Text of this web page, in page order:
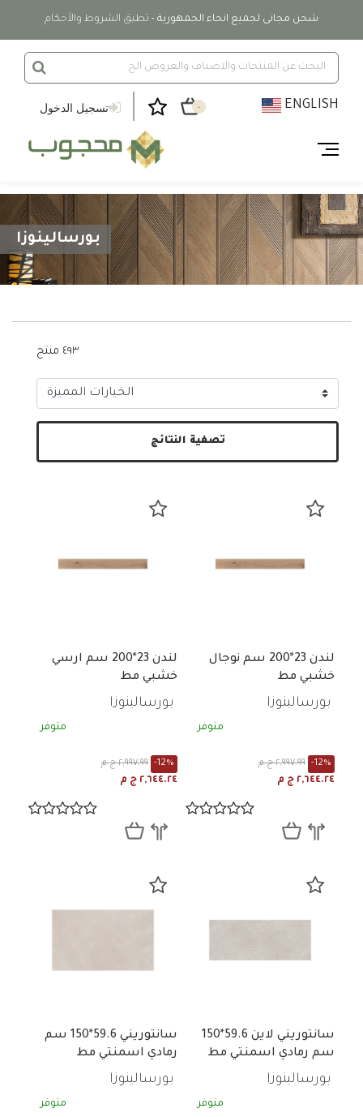
شحن مجانى لجميع انحاء الجمهورية - تطبق الشروط والأحكام
تسجيل الدخول ٠ ENGLISH
بورسالينوزا
٤٩٣ منتج
تصفية النتائج
لندن 23*200 سم نوجال
خشبي مط
متوفر
٢,٩٩٧.٩٩ ج م -12%
٢,٦٤٤.٢٤ ج م
لندن 23*200 سم ارسي
خشبي مط
متوفر
٢,٩٩٧.٩٩ ج م -12%
٢,٦٤٤.٢٤ ج م
سانتوريني لاين 59.6*150
سم رمادي اسمنتي مط
متوفر
سانتوريني 59.6*150 سم
رمادي اسمنتي مط
متوفر